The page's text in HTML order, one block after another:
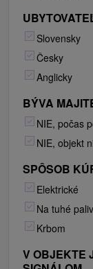
Slovensky
Česky
Anglicky
BÝVA
NIE, počas
NIE, objekt
SPÔSOB
Elektrické
Na tuhé
Krbom
V OBJEKTE